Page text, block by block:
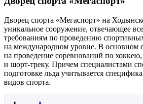
Дворец спорта «Мегаспорт» на
уникальное сооружение, отвечающее
требованиям по проведению
на международном уровне. В основном
на проведение соревнований по
и шорт-треку. Причем специалистами
подготовке льда учитывается
видов спорта.